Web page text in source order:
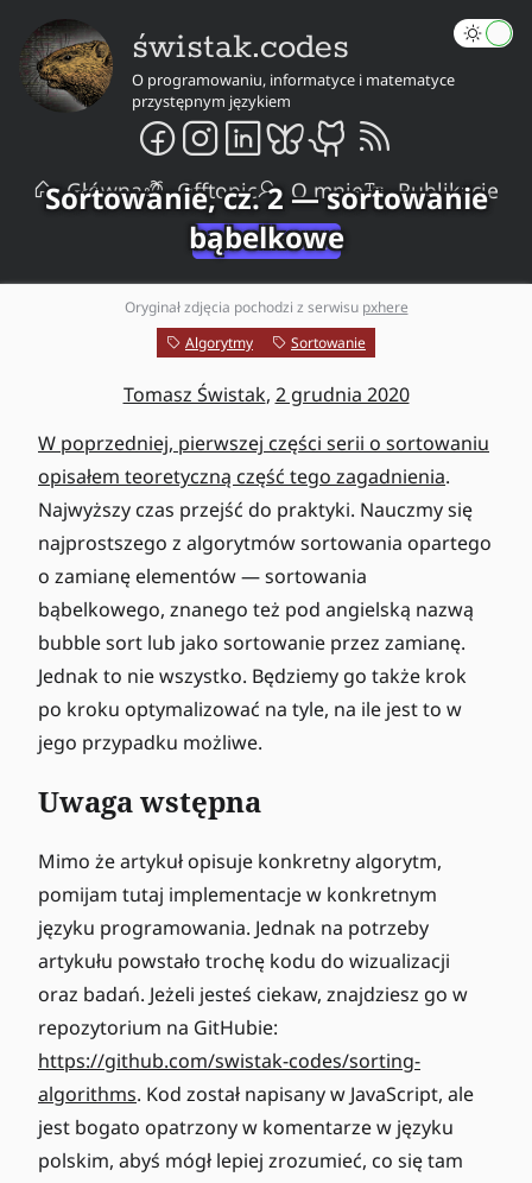
świstak.codes
O programowaniu, informatyce i matematyce
przystępnym językiem
Główna Offtopic O mnie Publikacje
Sortowanie, cz. 2 — sortowanie
bąbelkowe
Oryginał zdjęcia pochodzi z serwisu pxhere
Algorytmy
Sortowanie
Tomasz Świstak, 2 grudnia 2020
W poprzedniej, pierwszej części serii o sortowaniu
opisałem teoretyczną część tego zagadnienia.
Najwyższy czas przejść do praktyki. Nauczmy się
najprostszego z algorytmów sortowania opartego
o zamianę elementów — sortowania
bąbelkowego, znanego też pod angielską nazwą
bubble sort lub jako sortowanie przez zamianę.
Jednak to nie wszystko. Będziemy go także krok
po kroku optymalizować na tyle, na ile jest to w
jego przypadku możliwe.
Uwaga wstępna
Mimo że artykuł opisuje konkretny algorytm,
pomijam tutaj implementacje w konkretnym
języku programowania. Jednak na potrzeby
artykułu powstało trochę kodu do wizualizacji
oraz badań. Jeżeli jesteś ciekaw, znajdziesz go w
repozytorium na GitHubie:
https://github.com/swistak-codes/sorting-
algorithms. Kod został napisany w JavaScript, ale
jest bogato opatrzony w komentarze w języku
polskim, abyś mógł lepiej zrozumieć, co się tam